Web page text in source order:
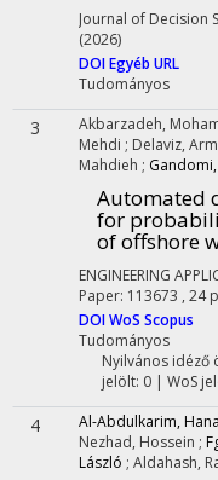
Journal of Decision
(2026)
DOIEgyéb URL
Tudományos
3 Akbarzadeh,
Mehdi ; Delaviz,
Mahdieh ;
Automated
for
of offshore
ENGINEERING
Paper: 113673 , 24
DOIWoS Scopus
Tudományos
Nyilvános idéző
jelölt: 0 | WoS
4 Al-Abdulkarim,
Nezhad, Hossein ;
László ; Aldahash,